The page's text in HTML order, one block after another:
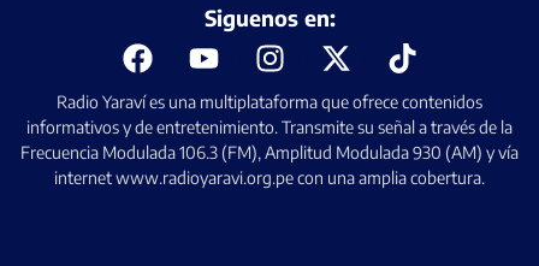
Radio Yaraví es una multiplataforma que ofrece contenidos
informativos y de entretenimiento. Transmite su señal a través de la
Frecuencia Modulada 106.3 (FM), Amplitud Modulada 930 (AM) y vía
internet www.radioyaravi.org.pe con una amplia cobertura.
Siguenos en: